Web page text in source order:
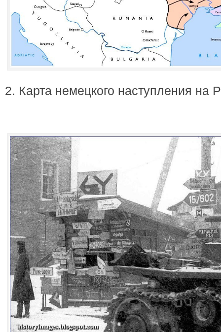
2. Карта немецкого наступления на